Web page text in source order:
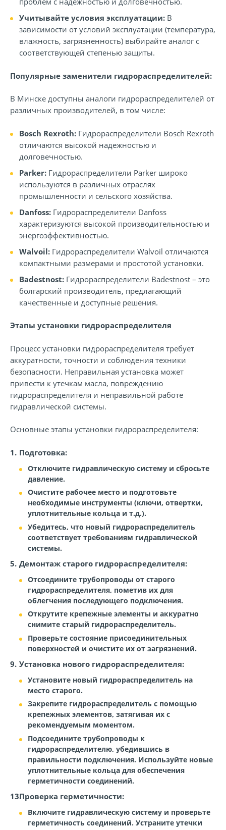
Учитывайте условия эксплуатации: В
зависимости от условий эксплуатации (температура,
влажность, загрязненность) выбирайте аналог с
соответствующей степенью защиты.
Популярные заменители гидрораспределителей:
В Минске доступны аналоги гидрораспределителей от
различных производителей, в том числе:
Bosch Rexroth: Гидрораспределители Bosch Rexroth
отличаются высокой надежностью и
долговечностью.
Parker: Гидрораспределители Parker широко
используются в различных отраслях
промышленности и сельского хозяйства.
Danfoss: Гидрораспределители Danfoss
характеризуются высокой производительностью и
энергоэффективностью.
Walvoil: Гидрораспределители Walvoil отличаются
компактными размерами и простотой установки.
Badestnost: Гидрораспределители Badestnost – это
болгарский производитель, предлагающий
качественные и доступные решения.
Этапы установки гидрораспределителя
Процесс установки гидрораспределителя требует
аккуратности, точности и соблюдения техники
безопасности. Неправильная установка может
привести к утечкам масла, повреждению
гидрораспределителя и неправильной работе
гидравлической системы.
Основные этапы установки гидрораспределителя:
Подготовка:
Отключите гидравлическую систему и сбросьте
давление.
Очистите рабочее место и подготовьте
необходимые инструменты (ключи, отвертки,
уплотнительные кольца и т.д.).
Убедитесь, что новый гидрораспределитель
соответствует требованиям гидравлической
системы.
Демонтаж старого гидрораспределителя:
Отсоедините трубопроводы от старого
гидрораспределителя, пометив их для
облегчения последующего подключения.
Открутите крепежные элементы и аккуратно
снимите старый гидрораспределитель.
Проверьте состояние присоединительных
поверхностей и очистите их от загрязнений.
Установка нового гидрораспределителя:
Установите новый гидрораспределитель на
место старого.
Закрепите гидрораспределитель с помощью
крепежных элементов, затягивая их с
рекомендуемым моментом.
Подсоедините трубопроводы к
гидрораспределителю, убедившись в
правильности подключения. Используйте новые
уплотнительные кольца для обеспечения
герметичности соединений.
Проверка герметичности:
Включите гидравлическую систему и проверьте
герметичность соединений. Устраните утечки